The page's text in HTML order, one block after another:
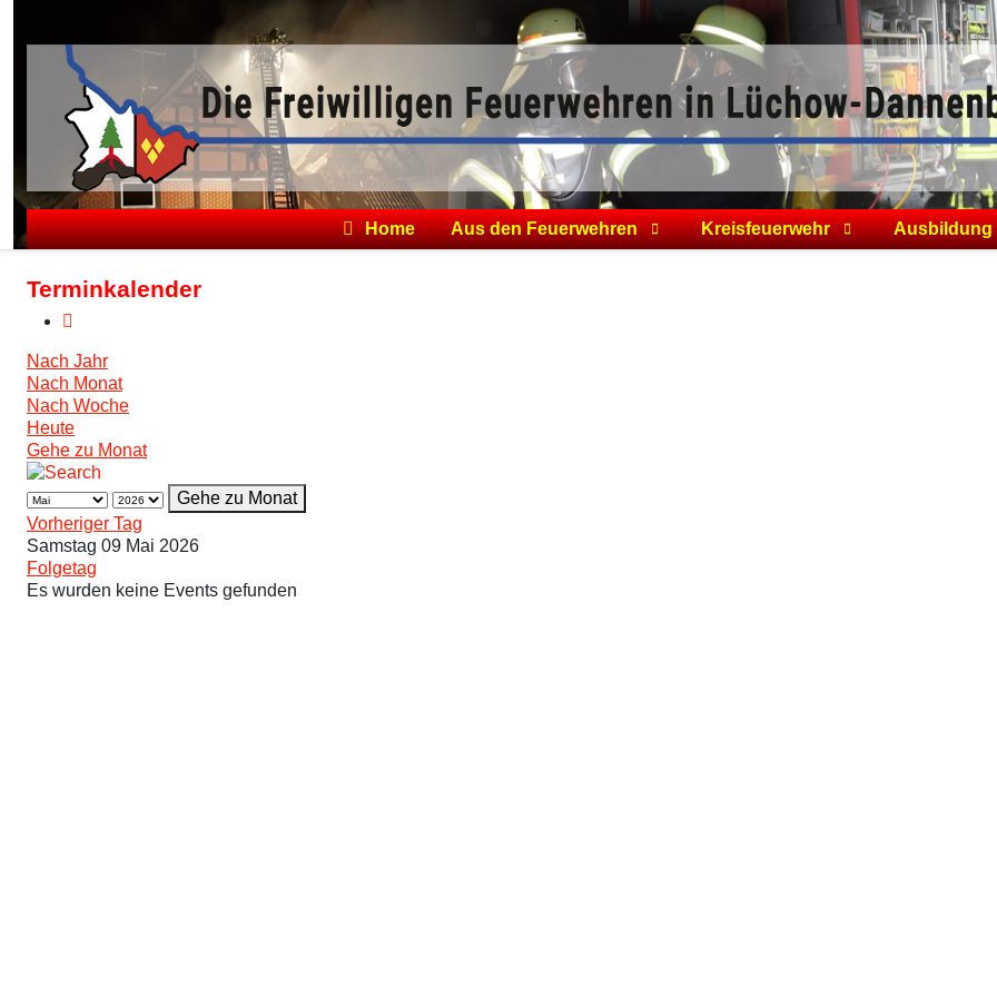
Home Aus den Feuerwehren Kreisfeuerwehr Ausbildung
Terminkalender
Nach Jahr
Nach Monat
Nach Woche
Heute
Gehe zu Monat
Gehe zu Monat
Vorheriger Tag
Samstag 09 Mai 2026
Folgetag
Es wurden keine Events gefunden